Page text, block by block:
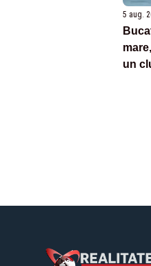
5 aug.
un